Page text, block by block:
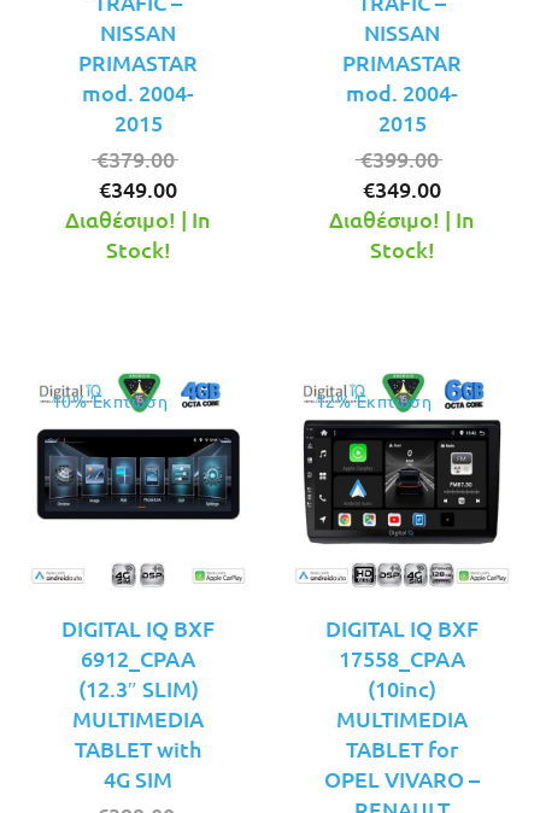
NISSAN
PRIMASTAR
mod. 2004-
2015
€379.00
was:
€349.00
τρέχουσα
Διαθέσιμο! | In
Stock!
NISSAN
PRIMASTAR
mod. 2004-
2015
€399.00
was:
€349.00
τρέχουσα
Διαθέσιμο! | In
Stock!
10% Έκπτωση
DIGITAL IQ BXF
6912_CPAA
(12.3″ SLIM)
MULTIMEDIA
TABLET with
4G SIM
12% Έκπτωση
DIGITAL IQ BXF
17558_CPAA
(10inc)
MULTIMEDIA
TABLET for
OPEL VIVARO –